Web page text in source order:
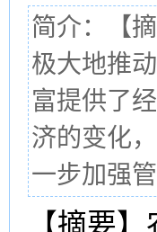
简介：【
极大地推
富提供了
济的变化
一步加强
【摘要